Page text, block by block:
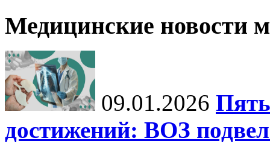
Медицинские новости
09.01.2026
достижений: ВОЗ